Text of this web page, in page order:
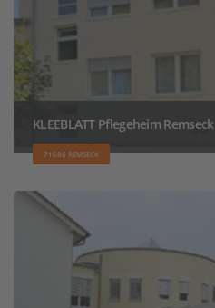
KLEEBLATT Pflegeheim Remseck
71686 REMSECK